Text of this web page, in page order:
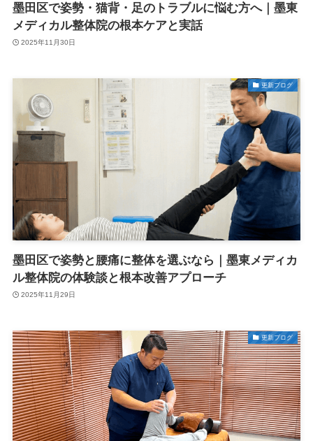
墨田区で姿勢・猫背・足のトラブルに悩む方へ｜墨東
メディカル整体院の根本ケアと実話
2025年11月30日
更新ブログ
墨田区で姿勢と腰痛に整体を選ぶなら｜墨東メディカ
ル整体院の体験談と根本改善アプローチ
2025年11月29日
更新ブログ